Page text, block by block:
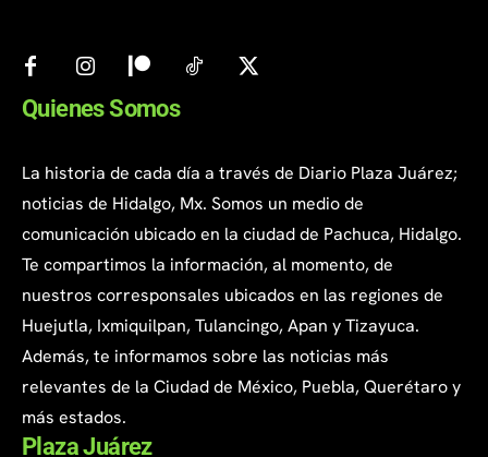
Quienes Somos
La historia de cada día a través de Diario Plaza Juárez;
noticias de Hidalgo, Mx. Somos un medio de
comunicación ubicado en la ciudad de Pachuca, Hidalgo.
Te compartimos la información, al momento, de
nuestros corresponsales ubicados en las regiones de
Huejutla, Ixmiquilpan, Tulancingo, Apan y Tizayuca.
Además, te informamos sobre las noticias más
relevantes de la Ciudad de México, Puebla, Querétaro y
más estados.
Plaza Juárez